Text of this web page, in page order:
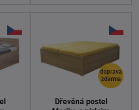
doprava
zdarma
Dřevěná postel